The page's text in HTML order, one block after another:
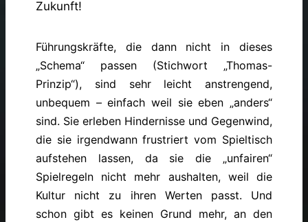
Zukunft!
Führungskräfte, die dann nicht in dieses
„Schema“ passen (Stichwort „Thomas-
Prinzip“), sind sehr leicht anstrengend,
unbequem – einfach weil sie eben „anders“
sind. Sie erleben Hindernisse und Gegenwind,
die sie irgendwann frustriert vom Spieltisch
aufstehen lassen, da sie die „unfairen“
Spielregeln nicht mehr aushalten, weil die
Kultur nicht zu ihren Werten passt. Und
schon gibt es keinen Grund mehr, an den